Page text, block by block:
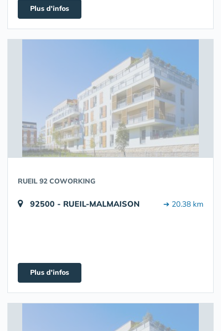
Plus d'infos
RUEIL 92 COWORKING
92500 - RUEIL-MALMAISON ➔ 20.38 km
Plus d'infos